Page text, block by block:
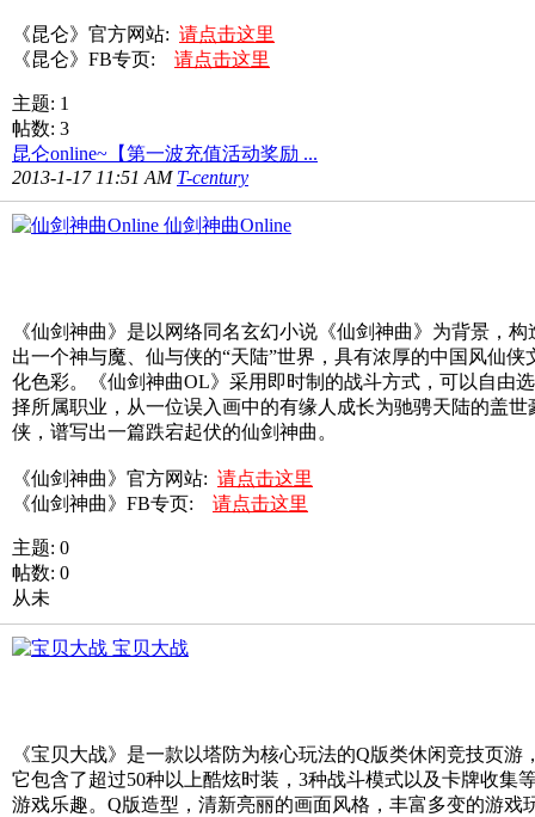
《昆仑》官方网站: 请点击这里
《昆仑》FB专页: 请点击这里
主题: 1
帖数: 3
昆仑online~【第一波充值活动奖励 ...
2013-1-17 11:51 AM T-century
仙剑神曲Online
《仙剑神曲》是以网络同名玄幻小说《仙剑神曲》为背景，构
出一个神与魔、仙与侠的“天陆”世界，具有浓厚的中国风仙侠
化色彩。《仙剑神曲OL》采用即时制的战斗方式，可以自由选
择所属职业，从一位误入画中的有缘人成长为驰骋天陆的盖世
侠，谱写出一篇跌宕起伏的仙剑神曲。
《仙剑神曲》官方网站: 请点击这里
《仙剑神曲》FB专页: 请点击这里
主题: 0
帖数: 0
从未
宝贝大战
《宝贝大战》是一款以塔防为核心玩法的Q版类休闲竞技页游
它包含了超过50种以上酷炫时装，3种战斗模式以及卡牌收集
游戏乐趣。Q版造型，清新亮丽的画面风格，丰富多变的游戏